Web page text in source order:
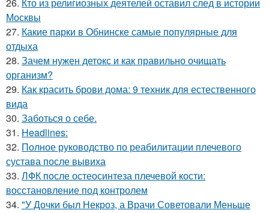
Москвы
27. Какие парки в Обнинске самые популярные для
отдыха
28. Зачем нужен детокс и как правильно очищать
организм?
29. Как красить брови дома: 9 техник для естественного
вида
30. Заботься о себе.
31. Headlines:
32. Полное руководство по реабилитации плечевого
сустава после вывиха
33. ЛФК после остеосинтеза плечевой кости:
восстановление под контролем
34. "У Дочки был Некроз, а Врачи Советовали Меньше